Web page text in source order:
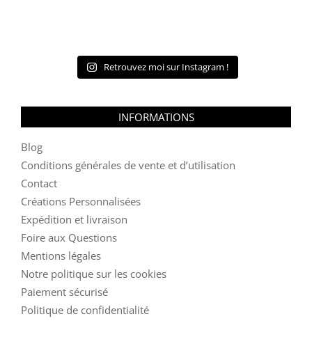
Retrouvez moi sur Instagram !
INFORMATIONS
Blog
Conditions générales de vente et d’utilisation
Contact
Créations Personnalisées
Expédition et livraison
Foire aux Questions
Mentions légales
Notre politique sur les cookies
Paiement sécurisé
Politique de confidentialité